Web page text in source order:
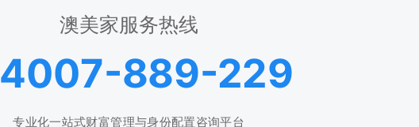
澳美家服务热线
4007-889-229
专业化一站式财富管理与身份配置咨询平台